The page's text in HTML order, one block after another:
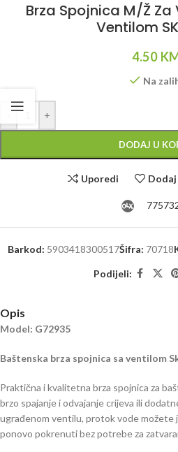
Brza Spojnica M/Ž
Ventilom
4.50
Na
+
DODAJ U
Uporedi
Barkod: 5903418300517Šifra: 70718
Podijeli:
Opis
Model: G72935
Baštenska brza spojnica sa ventilom
Praktična i kvalitetna brza spojnica za
brzo spajanje i odvajanje crijeva ili
ugrađenom ventilu, protok vode možete
ponovo pokrenuti bez potrebe za